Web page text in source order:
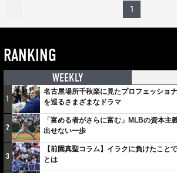
1
RANKING
WEEKLY
1
名古屋場所千秋楽に見たプロフェッショ
を巡るさまざまなドラマ
2
「富める者がさらに富む」MLBの資本主
出せない一歩
3
【前園真聖コラム】イラクに負けたこと
とは